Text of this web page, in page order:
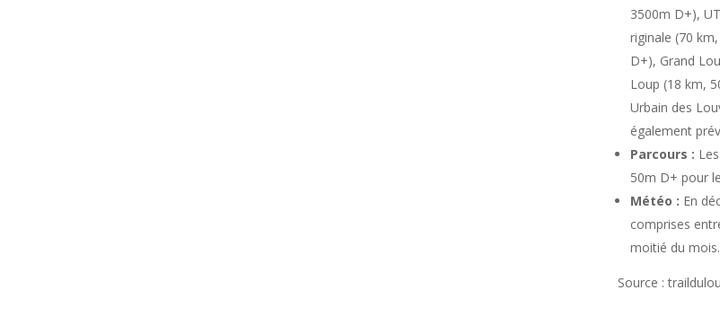
3500m D+),
riginale (70
D+), Grand
Loup (18 km,
Urbain des
également
Parcours :
50m D+ pour
Météo : En
comprises
moitié du mois.
Source :